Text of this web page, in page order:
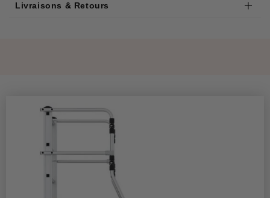
Livraisons & Retours